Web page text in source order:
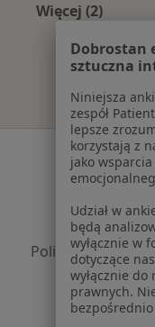
Więcej (2)
Więcej w
Polityka
Polityka
Polityka
dane
Jak
Dobrostan
sztuczna
Niniejsza
zespół
lepsze
korzystają z
jako
Udział w
będą
wyłącznie w
dotyczące
wyłącznie
prawnych.